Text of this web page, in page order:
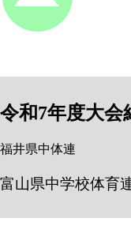
令和7年度大会
福井県中体連
富山県中学校体育